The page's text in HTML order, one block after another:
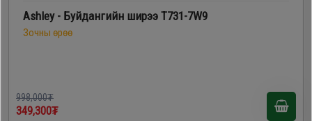
Ashley - Буйдангийн ширээ T731-7W9
Зочны өрөө
998,000₮
349,300₮